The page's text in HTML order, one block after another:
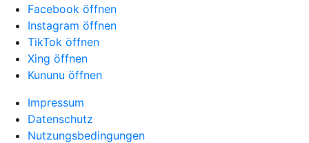
Facebook öffnen
Instagram öffnen
TikTok öffnen
Xing öffnen
Kununu öffnen
Impressum
Datenschutz
Nutzungsbedingungen